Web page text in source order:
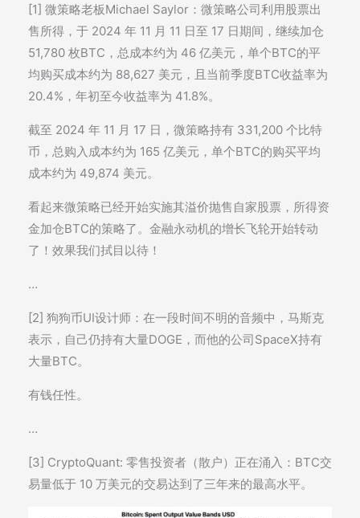
[1] 微策略老板Michael Saylor：微策略公司利用股票出
售所得，于 2024 年 11 月 11 日至 17 日期间，继续加仓
51,780 枚BTC，总成本约为 46 亿美元，单个BTC的平
均购买成本约为 88,627 美元，且当前季度BTC收益率为
20.4%，年初至今收益率为 41.8%。
截至 2024 年 11 月 17 日，微策略持有 331,200 个比特
币，总购入成本约为 165 亿美元，单个BTC的购买平均
成本约为 49,874 美元。
看起来微策略已经开始实施其溢价抛售自家股票，所得资
金加仓BTC的策略了。金融永动机的增长飞轮开始转动
了！效果我们拭目以待！
…
[2] 狗狗币UI设计师：在一段时间不明的音频中，马斯克
表示，自己仍持有大量DOGE，而他的公司SpaceX持有
大量BTC。
有钱任性。
…
[3] CryptoQuant: 零售投资者（散户）正在涌入：BTC交
易量低于 10 万美元的交易达到了三年来的最高水平。